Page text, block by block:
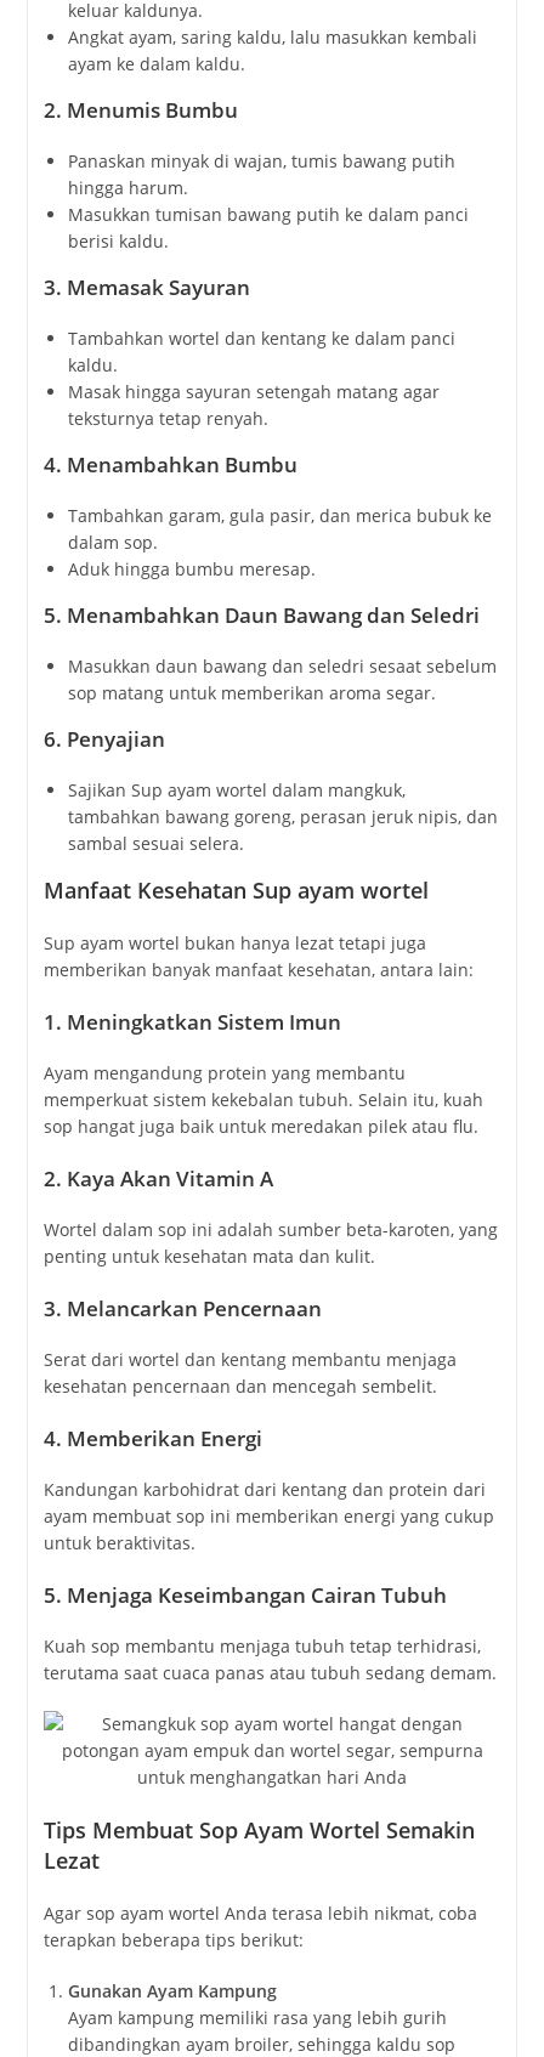
keluar kaldunya.
Angkat ayam, saring kaldu, lalu masukkan kembali
ayam ke dalam kaldu.
2. Menumis Bumbu
Panaskan minyak di wajan, tumis bawang putih
hingga harum.
Masukkan tumisan bawang putih ke dalam panci
berisi kaldu.
3. Memasak Sayuran
Tambahkan wortel dan kentang ke dalam panci
kaldu.
Masak hingga sayuran setengah matang agar
teksturnya tetap renyah.
4. Menambahkan Bumbu
Tambahkan garam, gula pasir, dan merica bubuk ke
dalam sop.
Aduk hingga bumbu meresap.
5. Menambahkan Daun Bawang dan Seledri
Masukkan daun bawang dan seledri sesaat sebelum
sop matang untuk memberikan aroma segar.
6. Penyajian
Sajikan Sup ayam wortel dalam mangkuk,
tambahkan bawang goreng, perasan jeruk nipis, dan
sambal sesuai selera.
Manfaat Kesehatan Sup ayam wortel
Sup ayam wortel bukan hanya lezat tetapi juga
memberikan banyak manfaat kesehatan, antara lain:
1. Meningkatkan Sistem Imun
Ayam mengandung protein yang membantu
memperkuat sistem kekebalan tubuh. Selain itu, kuah
sop hangat juga baik untuk meredakan pilek atau flu.
2. Kaya Akan Vitamin A
Wortel dalam sop ini adalah sumber beta-karoten, yang
penting untuk kesehatan mata dan kulit.
3. Melancarkan Pencernaan
Serat dari wortel dan kentang membantu menjaga
kesehatan pencernaan dan mencegah sembelit.
4. Memberikan Energi
Kandungan karbohidrat dari kentang dan protein dari
ayam membuat sop ini memberikan energi yang cukup
untuk beraktivitas.
5. Menjaga Keseimbangan Cairan Tubuh
Kuah sop membantu menjaga tubuh tetap terhidrasi,
terutama saat cuaca panas atau tubuh sedang demam.
Tips Membuat Sop Ayam Wortel Semakin
Lezat
Agar sop ayam wortel Anda terasa lebih nikmat, coba
terapkan beberapa tips berikut:
Gunakan Ayam Kampung
Ayam kampung memiliki rasa yang lebih gurih
dibandingkan ayam broiler, sehingga kaldu sop